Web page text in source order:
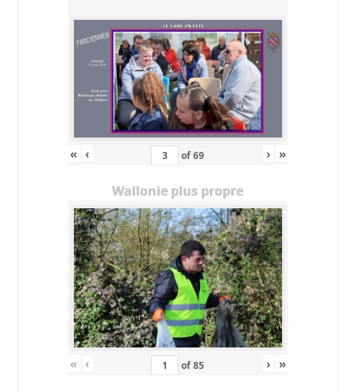
« ‹ of69 › »
Wallonie plus propre
« ‹ of85 › »